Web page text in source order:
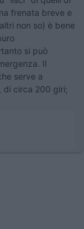
frenata breve e
non so) è bene
si può
Il
serve a
di circa 200 giri;